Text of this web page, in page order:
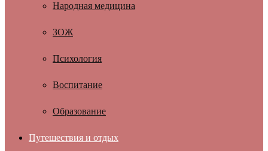
Народная медицина
ЗОЖ
Психология
Воспитание
Образование
Путешествия и отдых